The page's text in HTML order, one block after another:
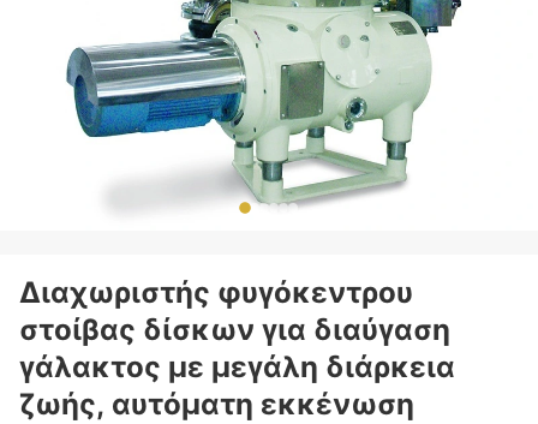
Διαχωριστής φυγόκεντρου
στοίβας δίσκων για διαύγαση
γάλακτος με μεγάλη διάρκεια
ζωής, αυτόματη εκκένωση